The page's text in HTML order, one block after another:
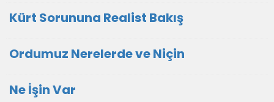
Kürt Sorununa Realist Bakış
Ordumuz Nerelerde ve Niçin
Ne İşin Var